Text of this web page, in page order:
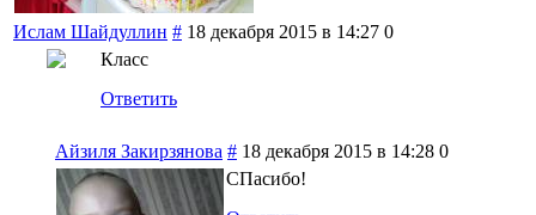
Ислам Шайдуллин # 18 декабря 2015 в 14:27 0
Класс
Ответить
Айзиля Закирзянова # 18 декабря 2015 в 14:28 0
СПасибо!